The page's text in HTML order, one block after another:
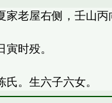
家老屋右侧，壬山
时殁。
。生六子六女。